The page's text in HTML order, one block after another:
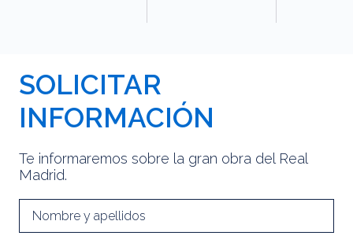
SOLICITAR
INFORMACIÓN
Te informaremos sobre la gran obra del Real
Madrid.